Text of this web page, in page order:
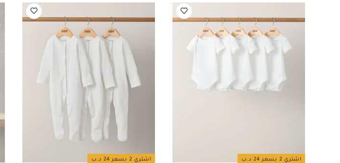
اشتري 2 بسعر 24 د.ب اشتري 2 بسعر 24 د.ب